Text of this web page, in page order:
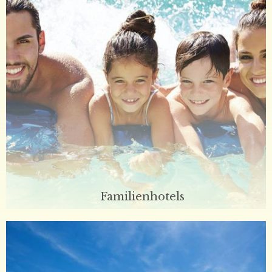
Familienhotels
Urlaub ist in guten Händen. Holen Sie sich als Kunde und
kommen als Freund!